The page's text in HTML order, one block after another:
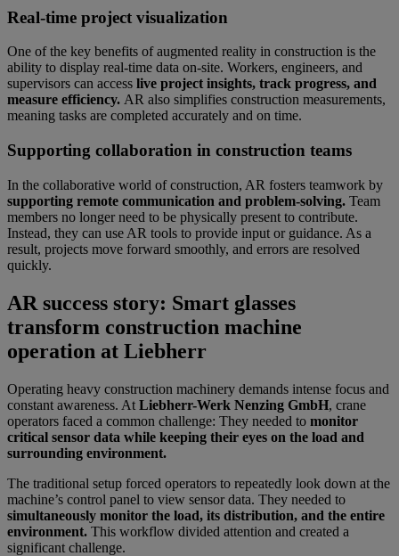
Real-time project visualization
One of the key benefits of augmented reality in construction is the
ability to display real-time data on-site. Workers, engineers, and
supervisors can access live project insights, track progress, and
measure efficiency. AR also simplifies construction measurements,
meaning tasks are completed accurately and on time.
Supporting collaboration in construction teams
In the collaborative world of construction, AR fosters teamwork by
supporting remote communication and problem-solving. Team
members no longer need to be physically present to contribute.
Instead, they can use AR tools to provide input or guidance. As a
result, projects move forward smoothly, and errors are resolved
quickly.
AR success story: Smart glasses
transform construction machine
operation at Liebherr
Operating heavy construction machinery demands intense focus and
constant awareness. At Liebherr-Werk Nenzing GmbH, crane
operators faced a common challenge: They needed to monitor
critical sensor data while keeping their eyes on the load and
surrounding environment.
The traditional setup forced operators to repeatedly look down at the
machine’s control panel to view sensor data. They needed to
simultaneously monitor the load, its distribution, and the entire
environment. This workflow divided attention and created a
significant challenge.